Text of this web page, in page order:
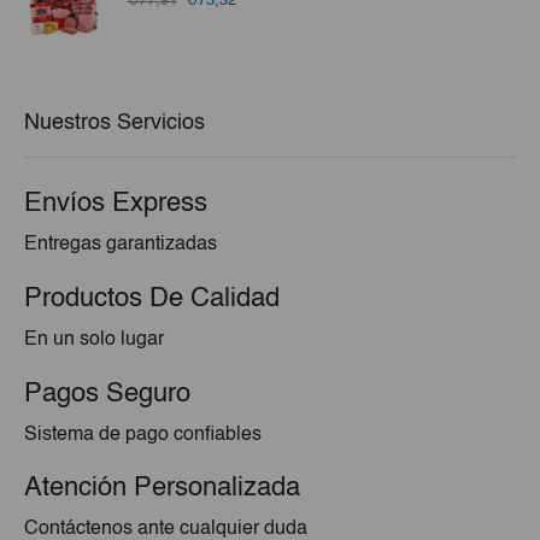
Nuestros Servicios
Envíos Express
Entregas garantizadas
Productos De Calidad
En un solo lugar
Pagos Seguro
Sistema de pago confiables
Atención Personalizada
Contáctenos ante cualquier duda